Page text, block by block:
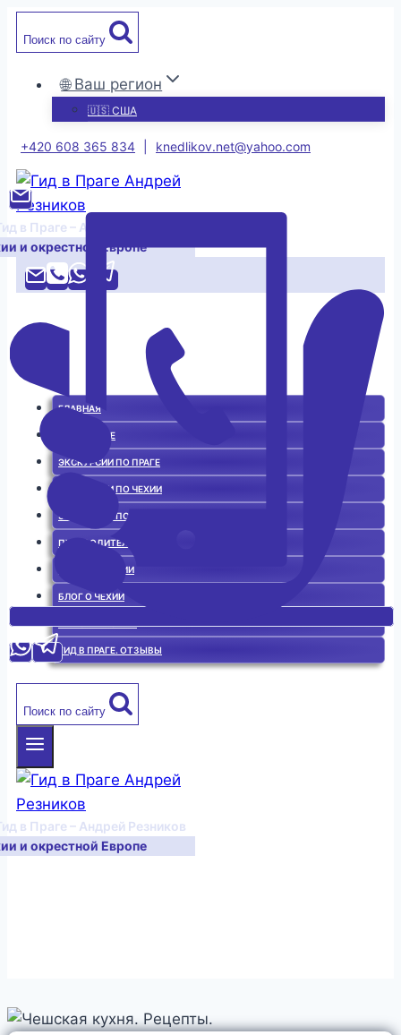
Перейти
Поиск по сайту
🌐 Ваш регион
🇺🇸 США
+420 608 365 834 knedlikov.net@yahoo.com
в Праге – Андрей Резников
и окрестной Европе
ГЛАВНАЯ
ГИД В ПРАГЕ
ЭКСКУРСИИ ПО ПРАГЕ
ЭКСКУРСИИ ПО ЧЕХИИ
ЭКСКУРСИИ ПО ЕВРОПЕ
ПУТЕВОДИТЕЛЬ
ИСТОРИЯ ЧЕХИИ
БЛОГ О ЧЕХИИ
ГИД В ПРАГЕ. ОТЗЫВЫ
Поиск по сайту
в Праге – Андрей Резников
и окрестной Европе